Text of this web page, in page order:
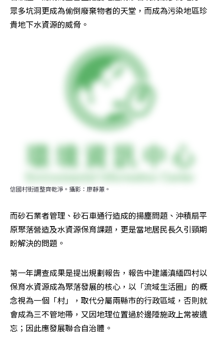
眾多坑洞更成為偷倒廢棄物者的天堂，而成為污染地區珍
貴地下水資源的威脅。
信國村街道整齊乾淨。攝影：廖靜蕙。
而砂石業者管理、砂石車通行造成的揚塵問題、沖積扇平
原聚落營造及水資源保育課題，更是當地居民長久引頸期
盼解決的問題。
第一年調查成果是提出規劃報告，報告中建議滇緬四村以
保育水資源成為聚落發展的核心，以「流域生活圈」的概
念視為一個「村」，取代分屬兩縣市的行政區域，否則就
會成為三不管地帶，又因地理位置過於邊陲施政上常被遺
忘；因此應發展聯合自治體。